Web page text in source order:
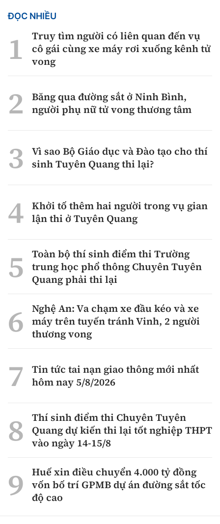
ĐỌC NHIỀU
Truy tìm người có liên quan đến vụ
cô gái cùng xe máy rơi xuống kênh tử
vong
Băng qua đường sắt ở Ninh Bình,
người phụ nữ tử vong thương tâm
Vì sao Bộ Giáo dục và Đào tạo cho thí
sinh Tuyên Quang thi lại?
Khởi tố thêm hai người trong vụ gian
lận thi ở Tuyên Quang
Toàn bộ thí sinh điểm thi Trường
trung học phổ thông Chuyên Tuyên
Quang phải thi lại
Nghệ An: Va chạm xe đầu kéo và xe
máy trên tuyến tránh Vinh, 2 người
thương vong
Tin tức tai nạn giao thông mới nhất
hôm nay 5/8/2026
Thí sinh điểm thi Chuyên Tuyên
Quang dự kiến thi lại tốt nghiệp THPT
vào ngày 14-15/8
Huế xin điều chuyển 4.000 tỷ đồng
vốn bố trí GPMB dự án đường sắt tốc
độ cao